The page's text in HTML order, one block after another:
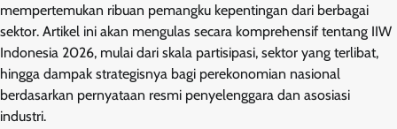
mempertemukan ribuan pemangku kepentingan dari berbagai
sektor. Artikel ini akan mengulas secara komprehensif tentang IIW
Indonesia 2026, mulai dari skala partisipasi, sektor yang terlibat,
hingga dampak strategisnya bagi perekonomian nasional
berdasarkan pernyataan resmi penyelenggara dan asosiasi
industri.